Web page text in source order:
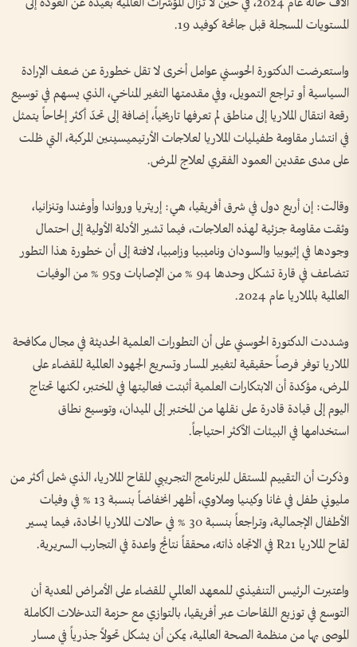
المستويات المسجلة قبل جائحة كوفيد 19.
واستعرضت الدكتورة الحوسني عوامل أخرى لا تقل خطورة عن ضعف الإرادة
السياسية أو تراجع التمويل، وفي مقدمتها التغير المناخي، الذي يسهم في توسيع
رقعة انتقال الملاريا إلى مناطق لم تعرفها تاريخياً، إضافة إلى تحدّ أكثر إلحاحاً يتمثل
في انتشار مقاومة طفيليات الملاريا لعلاجات الأرتيميسينين المركبة، التي ظلت
على مدى عقدين العمود الفقري لعلاج المرض.
وقالت: إن أربع دول في شرق أفريقيا، هي: إريتريا ورواندا وأوغندا وتنزانيا،
وثقت مقاومة جزئية لهذه العلاجات، فيما تشير الأدلة الأولية إلى احتمال
وجودها في إثيوبيا والسودان وناميبيا وزامبيا، لافتة إلى أن خطورة هذا التطور
تتضاعف في قارة تشكل وحدها 94 % من الإصابات و95 % من الوفيات
العالمية بالملاريا عام 2024.
وشددت الدكتورة الحوسني على أن التطورات العلمية الحديثة في مجال مكافحة
الملاريا توفر فرصاً حقيقية لتغيير المسار وتسريع الجهود العالمية للقضاء على
المرض، مؤكدة أن الابتكارات العلمية أثبتت فعاليتها في المختبر، لكنها تحتاج
اليوم إلى قيادة قادرة على نقلها من المختبر إلى الميدان، وتوسيع نطاق
استخدامها في البيئات الأكثر احتياجاً.
وذكرت أن التقييم المستقل للبرنامج التجريبي للقاح الملاريا، الذي شمل أكثر من
مليوني طفل في غانا وكينيا وملاوي، أظهر انخفاضاً بنسبة 13 % في وفيات
الأطفال الإجمالية، وتراجعاً بنسبة 30 % في حالات الملاريا الحادة، فيما يسير
لقاح الملاريا R21 في الاتجاه ذاته، محققاً نتائج واعدة في التجارب السريرية.
واعتبرت الرئيس التنفيذي للمعهد العالمي للقضاء على الأمراض المعدية أن
التوسع في توزيع اللقاحات عبر أفريقيا، بالتوازي مع حزمة التدخلات الكاملة
الموصى بها من منظمة الصحة العالمية، يمكن أن يشكل تحولاً جذرياً في مسار